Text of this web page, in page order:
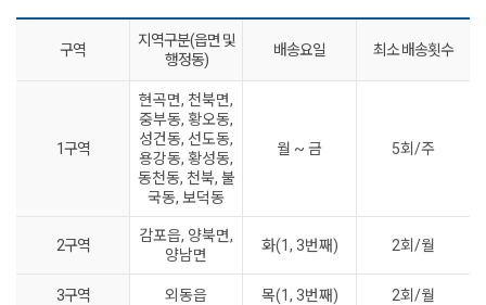
구역
지역구분(읍면 및
행정동)
배송요일 최소 배송횟수
1구역
현곡면, 천북면,
중부동, 황오동,
성건동, 선도동,
용강동, 황성동,
동천동, 천북, 불
국동, 보덕동
월 ~ 금 5회/주
2구역
감포읍, 양북면,
양남면
화(1, 3번째) 2회/월
3구역 외동읍 목(1, 3번째) 2회/월